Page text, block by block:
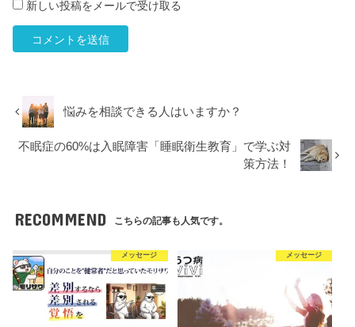
新しい投稿をメールで受け取る
悩みを相談できる人はいますか？
不眠症の60%は入眠障害「睡眠衛生教育」で学ぶ対
策方法！
RECOMMEND こちらの記事も人気です。
メッセージ メッセージ